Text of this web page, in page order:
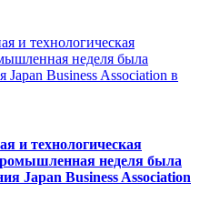
и технологическая
неделя была
Japan Business Association